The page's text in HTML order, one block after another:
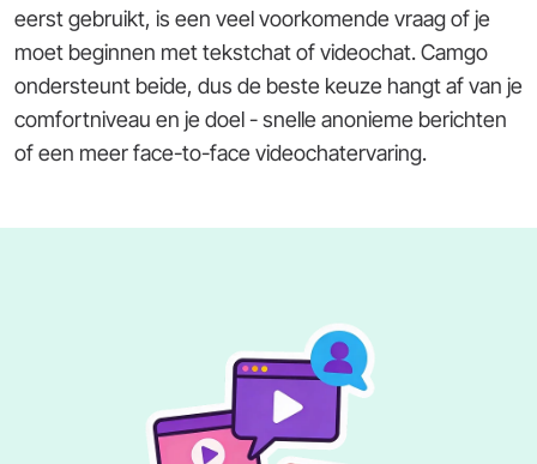
eerst gebruikt, is een veel voorkomende vraag of je
moet beginnen met tekstchat of videochat. Camgo
ondersteunt beide, dus de beste keuze hangt af van je
comfortniveau en je doel - snelle anonieme berichten
of een meer face-to-face videochatervaring.